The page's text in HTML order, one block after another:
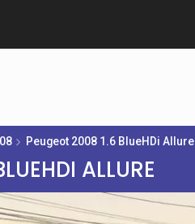
Peugeot 2008 1.6 BlueHDi Allure
ALLURE